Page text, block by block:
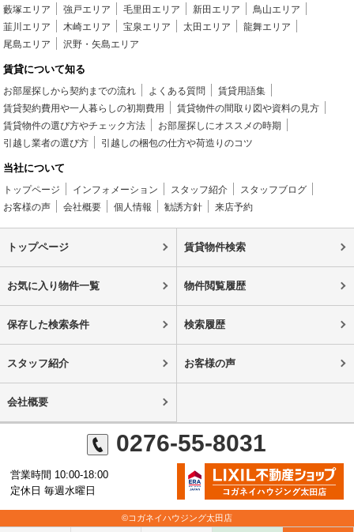
藪塚エリア 強戸エリア 毛里田エリア 新田エリア
鳥山エリア
韮川エリア
木崎エリア 宝泉エリア 太田エリア
龍舞エリア
尾島エリア
沢野・矢島エリア
賃貸について知る
お部屋探しから契約までの流れ よくある質問
賃貸用語集
賃貸契約費用や一人暮らしの初期費用
賃貸物件の間取り図や資料の見方
賃貸物件の選び方やチェック方法
お部屋探しにオススメの時期
引越し業者の選び方
引越しの梱包の仕方や荷造りのコツ
当社について
トップページ インフォメーション スタッフ紹介
スタッフブログ
お客様の声
会社概要 個人情報 勧誘方針 来店予約
トップページ 賃貸物件検索
お気に入り物件一覧 物件閲覧履歴
保存した検索条件 検索履歴
スタッフ紹介 お客様の声
会社概要
0276-55-8031
営業時間 10:00-18:00
定休日 毎週水曜日
©コガネイハウジング太田店